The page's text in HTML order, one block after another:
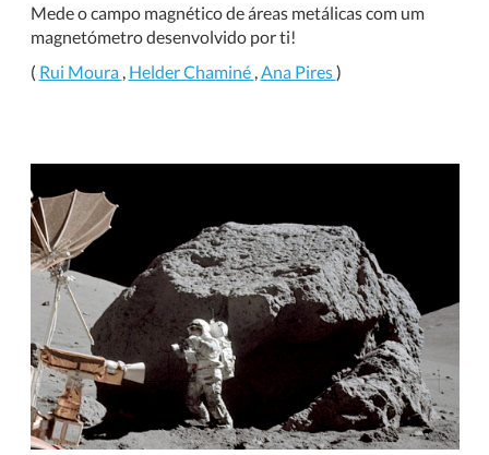
Mede o campo magnético de áreas metálicas com um
magnetómetro desenvolvido por ti!
( Rui Moura , Helder Chaminé ,Ana Pires)